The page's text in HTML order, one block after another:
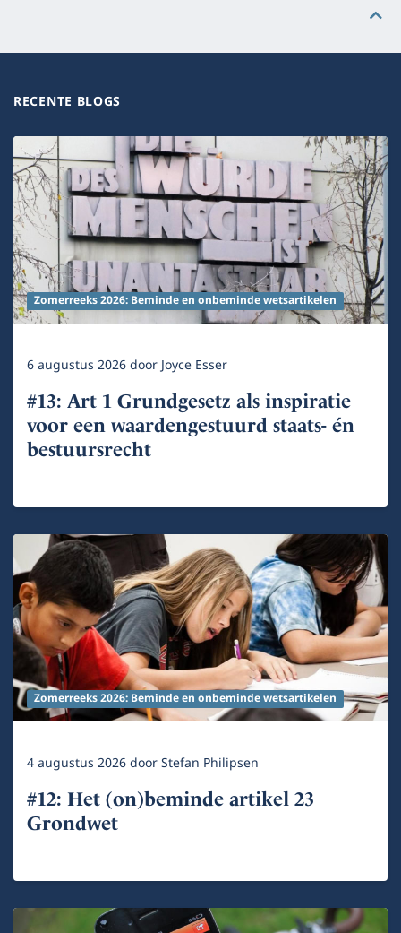
RECENTE BLOGS
Zomerreeks 2026: Beminde en onbeminde wetsartikelen
6 augustus 2026doorJoyce Esser
#13: Art 1 Grundgesetz als inspiratie
voor een waardengestuurd staats- én
bestuursrecht
Zomerreeks 2026: Beminde en onbeminde wetsartikelen
4 augustus 2026doorStefan Philipsen
#12: Het (on)beminde artikel 23
Grondwet